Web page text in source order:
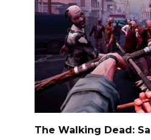
The Walking Dead: